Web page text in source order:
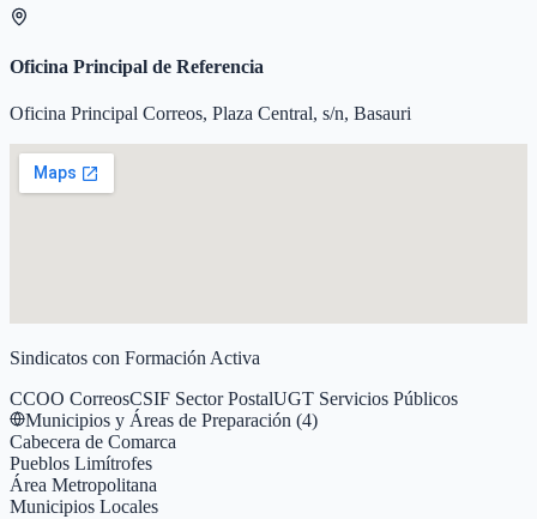
Oficina Principal de Referencia
Oficina Principal Correos, Plaza Central, s/n, Basauri
Sindicatos con Formación Activa
CCOO CorreosCSIF Sector PostalUGT Servicios Públicos
Municipios y Áreas de Preparación (4)
Cabecera de Comarca
Pueblos Limítrofes
Área Metropolitana
Municipios Locales